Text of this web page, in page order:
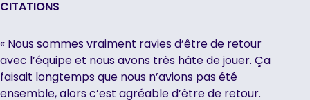
CITATIONS
« Nous sommes vraiment ravies d’être de retour
avec l’équipe et nous avons très hâte de jouer. Ça
faisait longtemps que nous n’avions pas été
ensemble, alors c’est agréable d’être de retour.